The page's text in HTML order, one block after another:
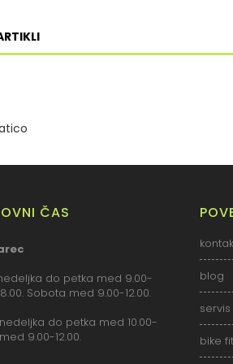
ČAS
do petka med 9.00-
Sobota med 9.00-12.00.
do petka med 10.00-
9.00-12.00.
blog
servis
bike